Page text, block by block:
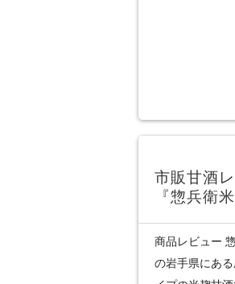
市販甘酒
『惣兵衛
商品レビュー
の岩手県にあ